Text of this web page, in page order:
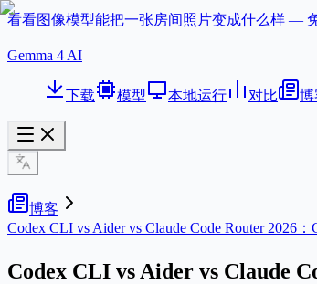
看看图像模型能把一张房间照片变成什么样 —
Gemma 4 AI
下载 模型 本地运行 对比 博
博客
Codex CLI vs Aider vs Claude Code Router 2026
Codex CLI vs Aider vs Claude